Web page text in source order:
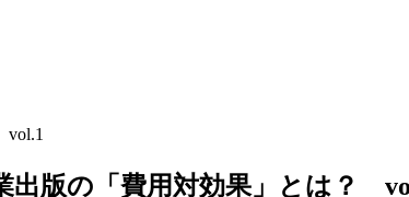
出版の「費用対効果」とは？